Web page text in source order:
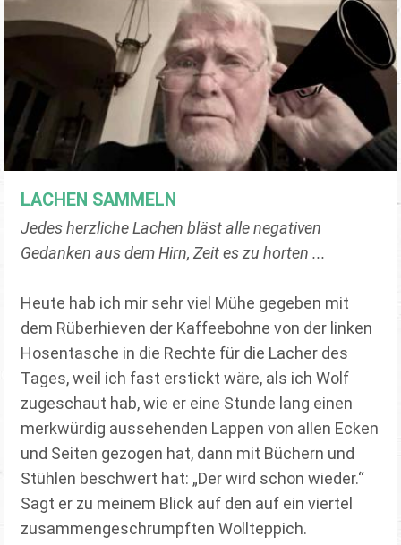
LACHEN SAMMELN
Jedes herzliche Lachen bläst alle negativen
Gedanken aus dem Hirn, Zeit es zu horten ...
Heute hab ich mir sehr viel Mühe gegeben mit
dem Rüberhieven der Kaffeebohne von der linken
Hosentasche in die Rechte für die Lacher des
Tages, weil ich fast erstickt wäre, als ich Wolf
zugeschaut hab, wie er eine Stunde lang einen
merkwürdig aussehenden Lappen von allen Ecken
und Seiten gezogen hat, dann mit Büchern und
Stühlen beschwert hat: „Der wird schon wieder.“
Sagt er zu meinem Blick auf den auf ein viertel
zusammengeschrumpften Wollteppich.